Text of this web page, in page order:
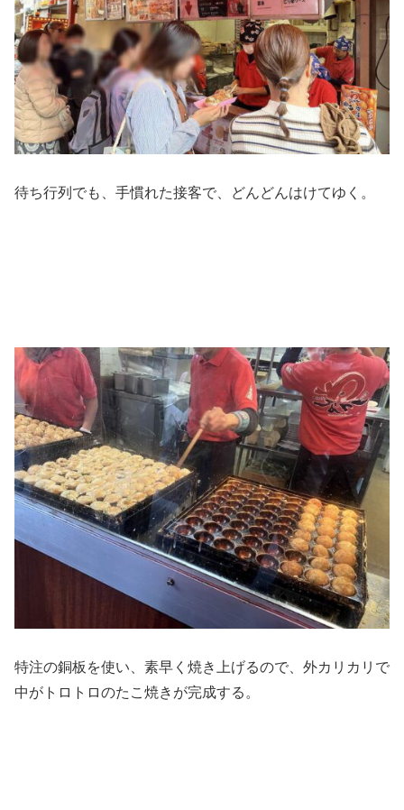
待ち行列でも、手慣れた接客で、どんどんはけてゆく。
特注の銅板を使い、素早く焼き上げるので、外カリカリで
中がトロトロのたこ焼きが完成する。